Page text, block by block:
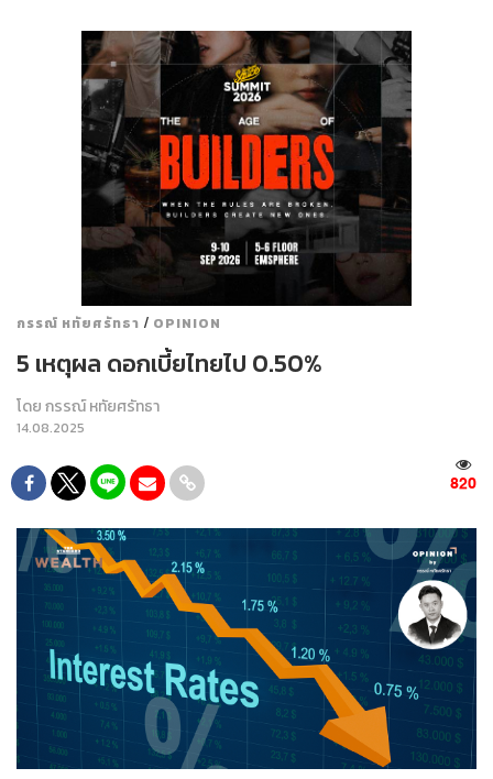
กรรณ์ หทัยศรัทธา / OPINION
5 เหตุผล ดอกเบี้ยไทยไป 0.50%
โดยกรรณ์ หทัยศรัทธา
14.08.2025
820